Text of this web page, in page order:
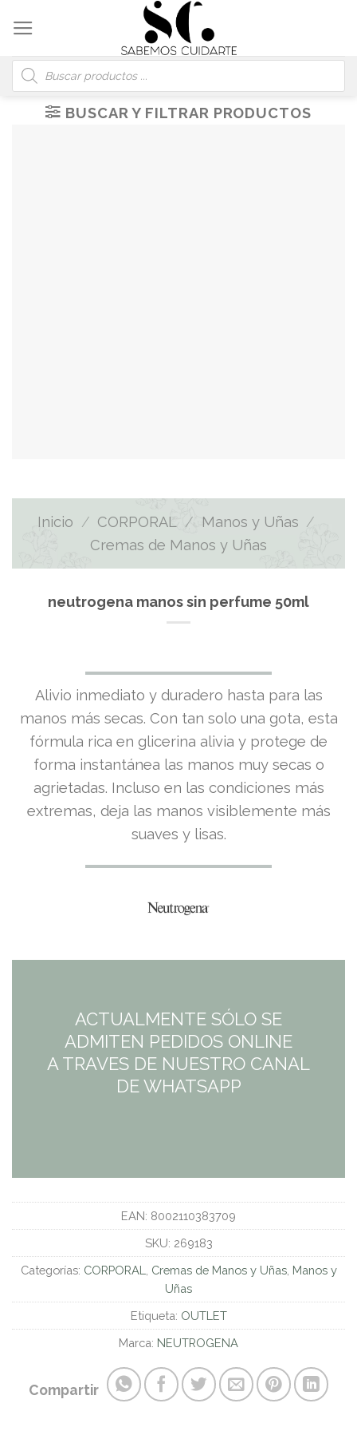
content
Búsqueda
de
productos
BUSCAR Y FILTRAR PRODUCTOS
Inicio / CORPORAL / Manos y Uñas /
Cremas de Manos y Uñas
neutrogena manos sin perfume 50ml
El
precio
original
era:
7,42€.
El
precio
actual
es:
7,42€.
Alivio inmediato y duradero hasta para las
manos más secas. Con tan solo una gota, esta
fórmula rica en glicerina alivia y protege de
forma instantánea las manos muy secas o
agrietadas. Incluso en las condiciones más
extremas, deja las manos visiblemente más
suaves y lisas.
ACTUALMENTE SÓLO SE
ADMITEN PEDIDOS ONLINE
A TRAVES DE NUESTRO CANAL
DE WHATSAPP
EAN: 8002110383709
SKU: 269183
Categorías: CORPORAL Cremas de Manos y Uñas, Manos y
Uñas
Etiqueta: OUTLET
Marca: NEUTROGENA
Compartir